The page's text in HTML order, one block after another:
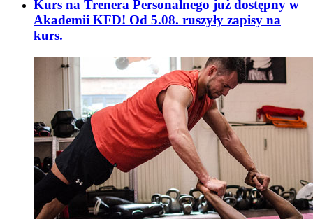
Kurs na Trenera Personalnego już dostępny w
Akademii KFD! Od 5.08. ruszyły zapisy na
kurs.